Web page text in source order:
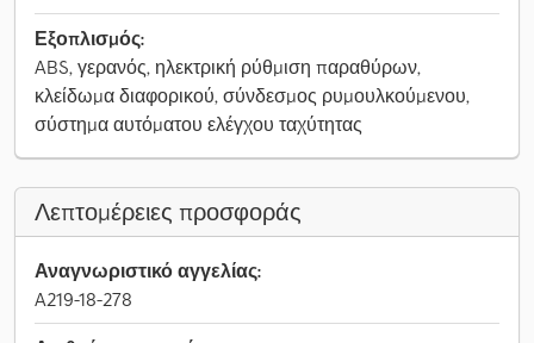
Εξοπλισμός:
ABS, γερανός, ηλεκτρική ρύθμιση παραθύρων,
κλείδωμα διαφορικού, σύνδεσμος ρυμουλκούμενου,
σύστημα αυτόματου ελέγχου ταχύτητας
Λεπτομέρειες προσφοράς
Αναγνωριστικό αγγελίας:
A219-18-278